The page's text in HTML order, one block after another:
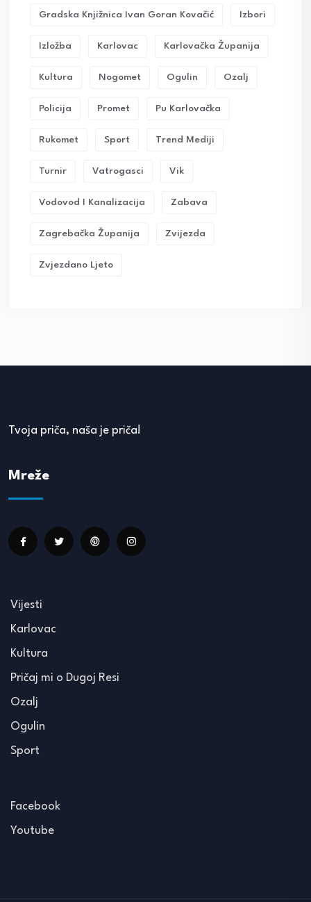
Gradska Knjižnica Ivan Goran Kovačić Izbori
Izložba Karlovac Karlovačka Županija
Kultura Nogomet Ogulin Ozalj
Policija Promet Pu Karlovačka
Rukomet Sport Trend Mediji
Turnir Vatrogasci Vik
Vodovod I Kanalizacija Zabava
Zagrebačka Županija Zvijezda
Zvjezdano Ljeto
Tvoja priča, naša je priča!
Mreže
Vijesti
Karlovac
Kultura
Pričaj mi o Dugoj Resi
Ozalj
Ogulin
Sport
Facebook
Youtube